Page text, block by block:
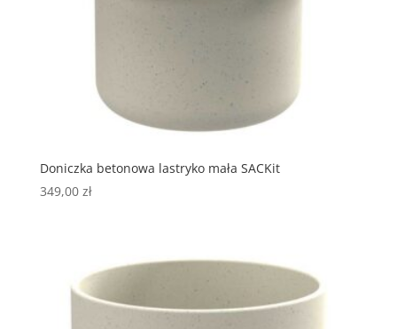
Doniczka betonowa lastryko mała SACKit
349,00 zł